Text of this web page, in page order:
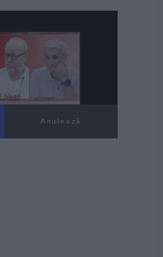
Anulează